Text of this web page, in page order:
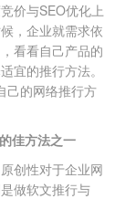
价与SEO优化上
，企业就需求依
看看自己产品的
宜的推行方法。
己的网络推行方
佳方法之一
创性对于企业网
做软文推行与